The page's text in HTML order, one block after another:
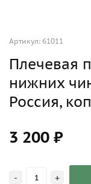
Артикул: 61011
Плечевая
нижних
Россия,
3 200 ₽
- +